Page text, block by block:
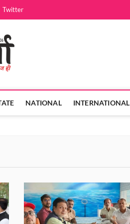
Twitter
AprahanVarta
आज की ख़बर आज ही
NATIONAL INTERNATIONAL